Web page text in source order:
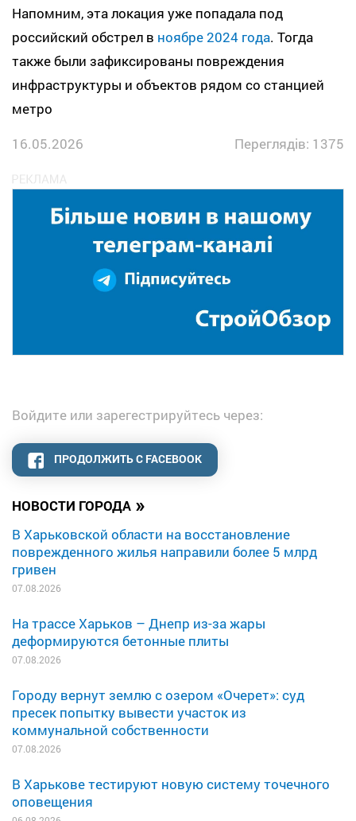
НОВОСТИ ГОРОДА »
В Харьковской области на восстановление
поврежденного жилья направили более 5 млрд
гривен
07.08.2026
На трассе Харьков – Днепр из-за жары
деформируются бетонные плиты
07.08.2026
Городу вернут землю с озером «Очерет»: суд
пресек попытку вывести участок из
коммунальной собственности
07.08.2026
В Харькове тестируют новую систему точечного
оповещения
Напомним, эта локация уже попадала под
российский обстрел в ноябре 2024 года. Тогда
также были зафиксированы повреждения
инфраструктуры и объектов рядом со станцией
метро
16.05.2026
Переглядів: 1375
Войдите или зарегестрируйтесь через:
ПРОДОЛЖИТЬ С FACEBOOK